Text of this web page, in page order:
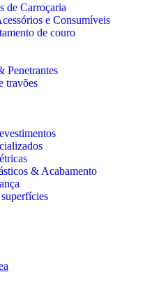
de Carroçaria
e Consumíveis
de couro
Penetrantes
travões
& Acabamento